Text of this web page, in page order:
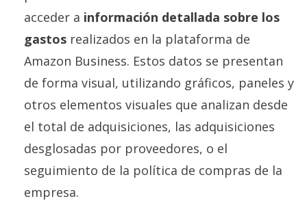
acceder a información detallada sobre los
gastos realizados en la plataforma de
Amazon Business. Estos datos se presentan
de forma visual, utilizando gráficos, paneles y
otros elementos visuales que analizan desde
el total de adquisiciones, las adquisiciones
desglosadas por proveedores, o el
seguimiento de la política de compras de la
empresa.